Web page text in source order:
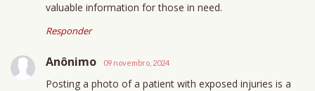
valuable information for those in need.
Responder
Anônimo 09 novembro, 2024
Posting a photo of a patient with exposed injuries is a